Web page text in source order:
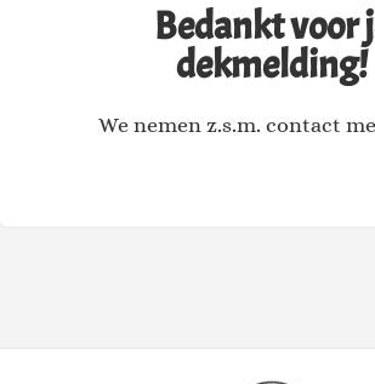
Bedankt voor
dekmelding!
We nemen z.s.m. contact